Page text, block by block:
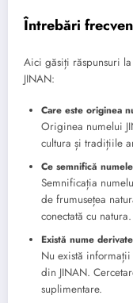
Întrebări
Aici găsiți răspunsuri
JINAN:
Care este originea
Originea numelui
cultura și tradițiile
Ce semnifică
Semnificația
de frumusețea
conectată cu natura.
Există nume
Nu există
din JINAN.
suplimentare.